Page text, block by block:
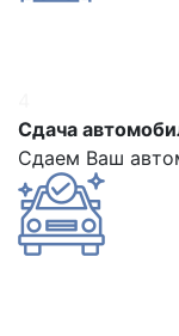
Сдача
Сдаем Ваш